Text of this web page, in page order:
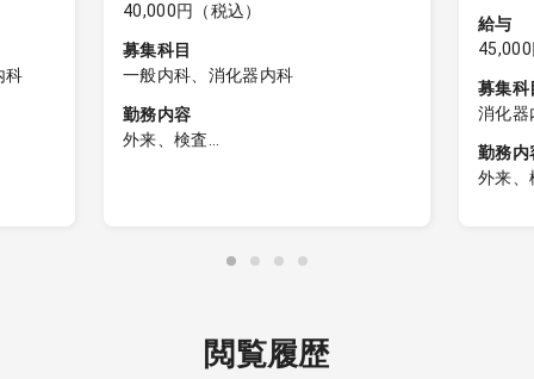
科
40,000円（税込）
募集科目
一般内科、消化器内科
勤務内容
外来、検査
た患者様の診察終了までご勤務をお
給与
募集科
消化器
勤務内
外来、
閲覧履歴